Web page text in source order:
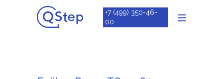
+7 (499) 350-46-
00